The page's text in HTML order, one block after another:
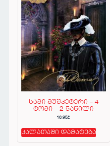
სამი მუშკეტერი – 4
ტომი – 2 ნაწილი
16.95₾
კალათაში დამატება